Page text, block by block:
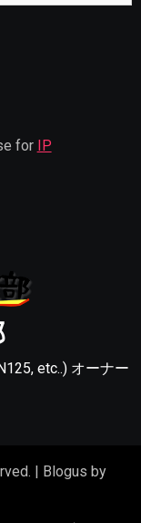
for IP
etc..) オーナー
Blogus by